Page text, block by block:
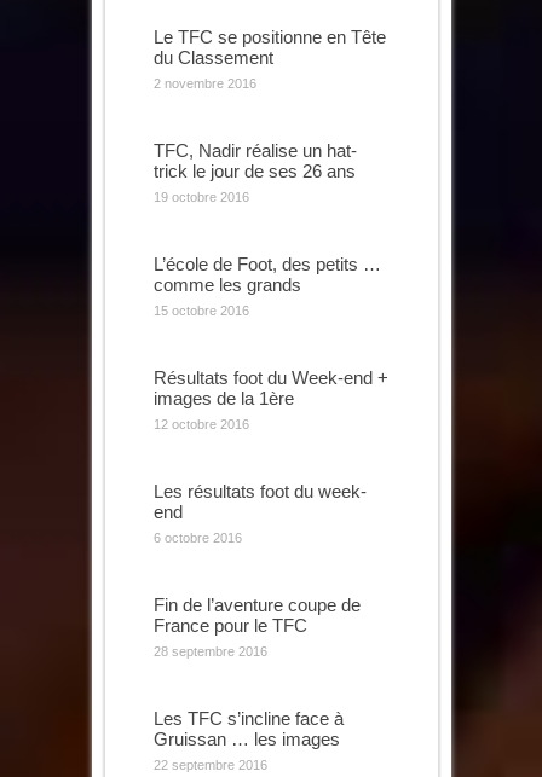
Le TFC se positionne en Tête
du Classement
2 novembre 2016
TFC, Nadir réalise un hat-
trick le jour de ses 26 ans
19 octobre 2016
L’école de Foot, des petits …
comme les grands
15 octobre 2016
Résultats foot du Week-end +
images de la 1ère
12 octobre 2016
Les résultats foot du week-
end
6 octobre 2016
Fin de l’aventure coupe de
France pour le TFC
28 septembre 2016
Les TFC s’incline face à
Gruissan … les images
22 septembre 2016